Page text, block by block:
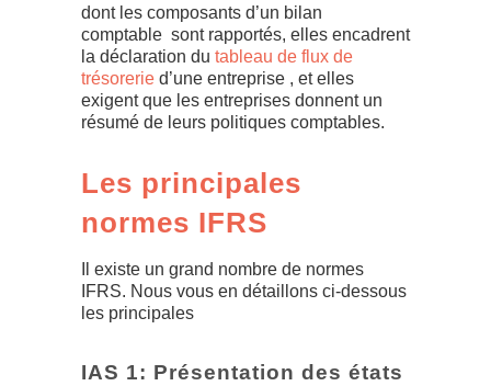
dont les composants d’un bilan
comptable sont rapportés, elles encadrent
la déclaration du tableau de flux de
trésorerie d’une entreprise , et elles
exigent que les entreprises donnent un
résumé de leurs politiques comptables.
Les principales
normes IFRS
Il existe un grand nombre de normes
IFRS. Nous vous en détaillons ci-dessous
les principales
IAS 1: Présentation des états